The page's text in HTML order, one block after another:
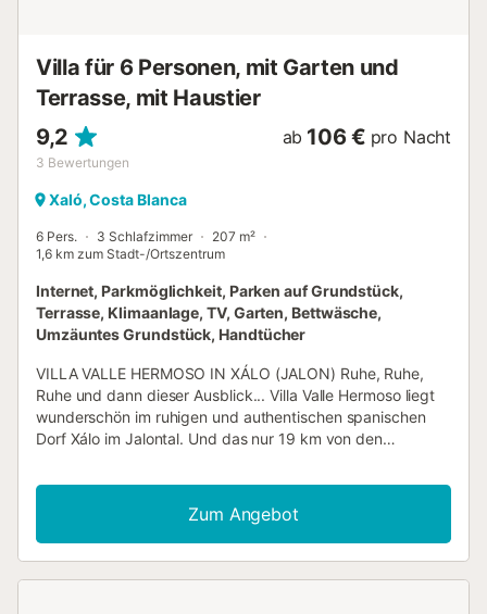
Villa für 6 Personen, mit Garten und
Terrasse, mit Haustier
9,2
3 Bewertungen
ab 106 € pro Nacht
Xaló, Costa Blanca
6 Pers. 3 Schlafzimmer
207 m²
1,6 km zum Stadt-/Ortszentrum
Internet, Parkmöglichkeit, Parken auf Grundstück,
Terrasse, Klimaanlage, TV, Garten, Bettwäsche,
Umzäuntes Grundstück, Handtücher
VILLA VALLE HERMOSO IN XÁLO (JALON) Ruhe, Ruhe,
Ruhe und dann dieser Ausblick... Villa Valle Hermoso liegt
wunderschön im ruhigen und authentischen spanischen
Dorf Xálo im Jalontal. Und das nur 19 km von den
der Terrasse mit einer gemütlichen Veranda. Hier können
Sie zu jeder Tageszeit die grüne Umgebung genießen.
Denn Grün ist das, was Sie im Hinterland der sonnigen
Costa Blanca Nord finden. Villa Valle Hermoso ist ein
Zum Angebot